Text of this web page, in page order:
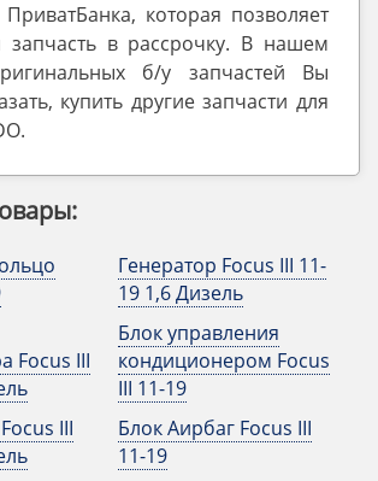
которая позволяет
запчасть в рассрочку. В нашем
б/у запчастей Вы
купить другие запчасти для
Focus III
III
Генератор Focus III 11-
19 1,6 Дизель
Блок управления
кондиционером Focus
III 11-19
Блок Аирбаг Focus III
11-19